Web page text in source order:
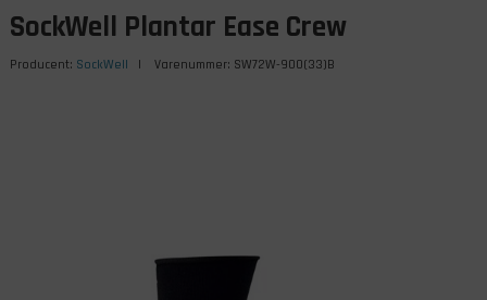
SockWell Plantar Ease Crew
Producent: SockWell | Varenummer: SW72W-900(33)B